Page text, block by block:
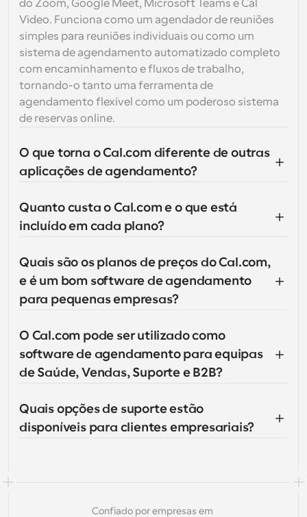
do Zoom, Google Meet, Microsoft Teams e Cal
Video. Funciona como um agendador de reuniões
simples para reuniões individuais ou como um
sistema de agendamento automatizado completo
com encaminhamento e fluxos de trabalho,
tornando-o tanto uma ferramenta de
agendamento flexível como um poderoso sistema
de reservas online.
O que torna o Cal.com diferente de outras
aplicações de agendamento?
Quanto custa o Cal.com e o que está
incluído em cada plano?
Quais são os planos de preços do Cal.com,
e é um bom software de agendamento
para pequenas empresas?
O Cal.com pode ser utilizado como
software de agendamento para equipas
de Saúde, Vendas, Suporte e B2B?
Quais opções de suporte estão
disponíveis para clientes empresariais?
Confiado por empresas em